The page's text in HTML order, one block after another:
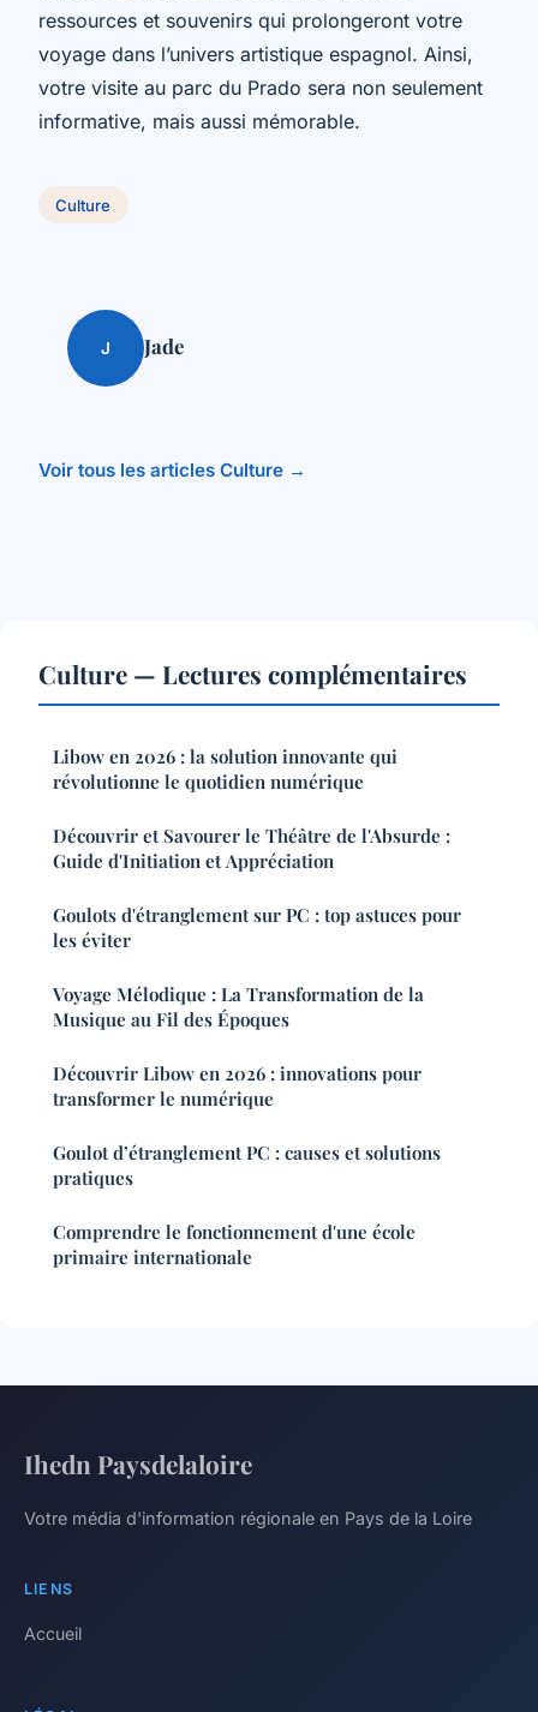
ressources et souvenirs qui prolongeront votre
voyage dans l’univers artistique espagnol. Ainsi,
votre visite au parc du Prado sera non seulement
informative, mais aussi mémorable.
Culture
J Jade
Voir tous les articles Culture →
Culture — Lectures complémentaires
Libow en 2026 : la solution innovante qui
révolutionne le quotidien numérique
Découvrir et Savourer le Théâtre de l'Absurde :
Guide d'Initiation et Appréciation
Goulots d'étranglement sur PC : top astuces pour
les éviter
Voyage Mélodique : La Transformation de la
Musique au Fil des Époques
Découvrir Libow en 2026 : innovations pour
transformer le numérique
Goulot d’étranglement PC : causes et solutions
pratiques
Comprendre le fonctionnement d'une école
primaire internationale
Ihedn Paysdelaloire
Votre média d'information régionale en Pays de la Loire
LIENS
Accueil